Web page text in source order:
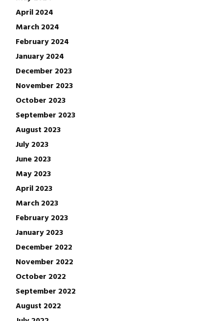
April 2024
March 2024
February 2024
January 2024
December 2023
November 2023
October 2023
September 2023
August 2023
July 2023
June 2023
May 2023
April 2023
March 2023
February 2023
January 2023
December 2022
November 2022
October 2022
September 2022
August 2022